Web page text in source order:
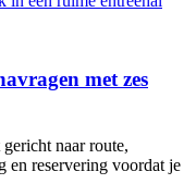
met zes
naar route,
en reservering voordat je